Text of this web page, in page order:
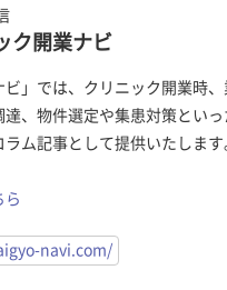
ク開業ナビ
ビ」では、クリニック開業時
達、物件選定や集患対策とい
ム記事として提供いたします
ら
navi.com/